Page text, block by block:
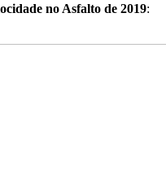
no Asfalto de 2019: